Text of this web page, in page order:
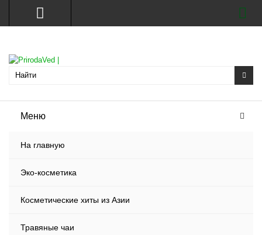
Меню
На главную
Эко-косметика
Косметические хиты из Азии
Травяные чаи